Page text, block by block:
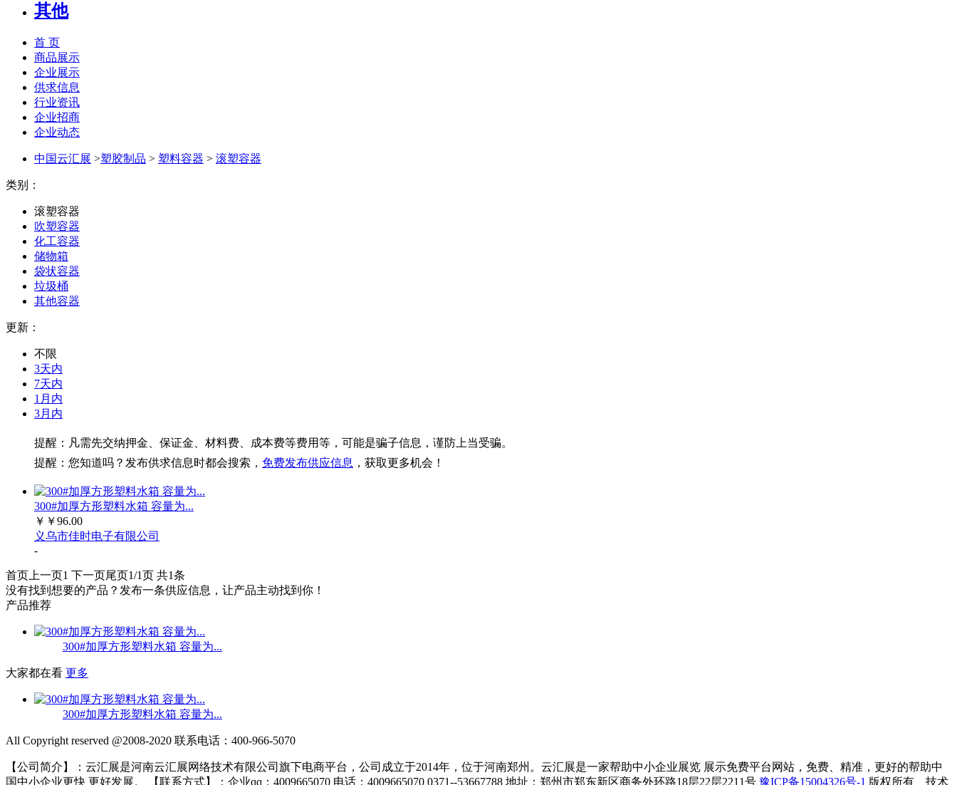
其他
首 页
商品展示
企业展示
供求信息
行业资讯
企业招商
企业动态
中国云汇展 >塑胶制品 > 塑料容器 > 滚塑容器
类别：
滚塑容器
吹塑容器
化工容器
储物箱
袋状容器
垃圾桶
其他容器
更新：
不限
3天内
7天内
1月内
3月内
提醒：凡需先交纳押金、保证金、材料费、成本费等费用等，可能是骗子信息，谨防上当受骗。
提醒：您知道吗？发布供求信息时都会搜索， 免费发布供应信息 ，获取更多机会！
300#加厚方形塑料水箱 容量为...
￥ ￥96.00
义乌市佳时电子有限公司
-
首页上一页 1 下一页 尾页 1/1页 共1条
没有找到想要的产品？发布一条供应信息，让产品主动找到你！
产品推荐
300#加厚方形塑料水箱 容量为...
大家都在看 更多
300#加厚方形塑料水箱 容量为...
All Copyright reserved @2008-2020 联系电话：400-966-5070
【公司简介】：云汇展是河南云汇展网络技术有限公司旗下电商平台，公司成立于2014年，位于河南郑州。云汇展是一家帮助中小企业展览 展示免费平台网站，免费、精准，更好的帮助中
国中小企业更快 更好发展。 【联系方式】：企业qq：4009665070 电话：4009665070 0371--53667788 地址：郑州市郑东新区商务外环路18层22层2211号​ 豫ICP备15004326号-1 版权所有 技术